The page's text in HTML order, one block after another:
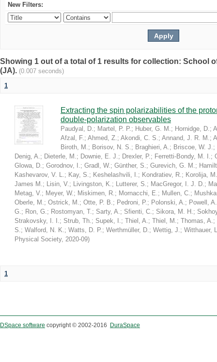
New Filters:
Showing 1 out of a total of 1 results for collection: School
(JA). (0.007 seconds)
1
Extracting the spin polarizabilities of the
double-polarization observables
Paudyal, D.; Martel, P. P.; Huber, G. M.; Hornidge, D.;
Afzal, F.; Ahmed, Z.; Akondi, C. S.; Annand, J. R. M.;
Biroth, M.; Borisov, N. S.; Braghieri, A.; Briscoe, W. J.;
Denig, A.; Dieterle, M.; Downie, E. J.; Drexler, P.; Ferretti-Bondy, M. I.;
Glowa, D.; Gorodnov, I.; Gradl, W.; Günther, S.; Gurevich, G. M.;
Kashevarov, V. L.; Kay, S.; Keshelashvili, I.; Kondratiev, R.; Korolija, M.
James M.; Lisin, V.; Livingston, K.; Lutterer, S.; MacGregor, I. J. D.;
Metag, V.; Meyer, W.; Miskimen, R.; Mornacchi, E.; Mullen, C.;
Oberle, M.; Ostrick, M.; Otte, P. B.; Pedroni, P.; Polonski, A.; Powell, A.
G.; Ron, G.; Rostomyan, T.; Sarty, A.; Sfienti, C.; Sikora, M. H.;
Strakovsky, I. I.; Strub, Th.; Supek, I.; Thiel, A.; Thiel, M.; Thomas, A.;
S.; Walford, N. K.; Watts, D. P.; Werthmüller, D.; Wettig, J.; Witthauer,
Physical Society, 2020-09)
1
DSpace software copyright © 2002-2016 DuraSpace